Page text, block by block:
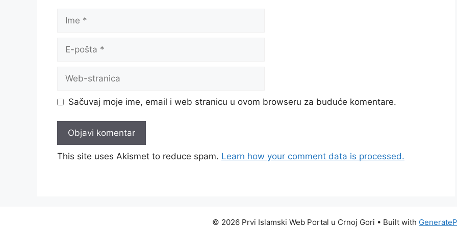
pošta
stranica
Sačuvaj moje ime, email i web stranicu u ovom browseru za buduće komentare.
This site uses Akismet to reduce spam. Learn how your comment data is processed.
© 2026 Prvi Islamski Web Portal u Crnoj Gori • Built with